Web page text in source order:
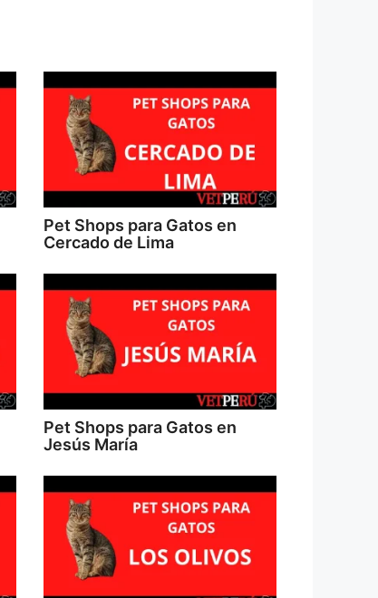
Pet Shops para Gatos en
Cercado de Lima
Pet Shops para Gatos en
Jesús María